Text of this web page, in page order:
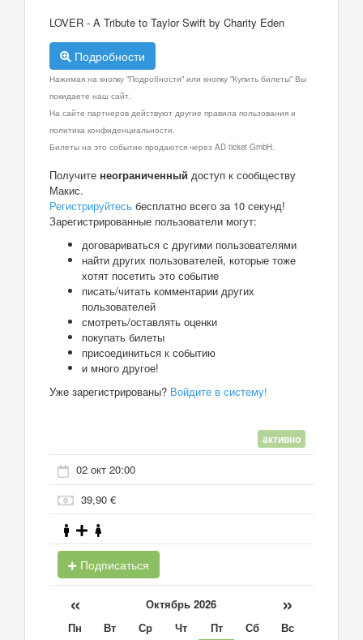
LOVER - A Tribute to Taylor Swift by Charity Eden
Подробности
Нажимая на кнопку "Подробности" или кнопку "Купить билеты" Вы
покидаете наш сайт.
На сайте партнеров действуют другие правила пользования и
политика конфиденциальности.
Билеты на это событие продаются через AD ticket GmbH.
Получите неограниченный доступ к сообществу
Макис.
Регистрируйтесь бесплатно всего за 10 секунд!
Зарегистрированные пользователи могут:
договариваться с другими пользователями
найти других пользователей, которые тоже
хотят посетить это событие
писать/читать комментарии других
пользователей
смотреть/оставлять оценки
покупать билеты
присоединиться к событию
и много другое!
Уже зарегистрированы? Войдите в систему!
активно
02 окт 20:00
39,90 €
Подписаться
« Октябрь 2026 »
Пн Вт Ср Чт Пт Сб
Вс